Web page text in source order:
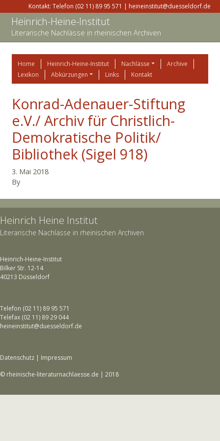
Kontakt: Telefon (02 11) 89 95 571 | heineinstitut@duesseldorf.de
Heinrich-Heine-Institut
Literarische Nachlässe in rheinischen Archiven
Home Heinrich-Heine-Institut Nachlässe
Archive
Lexikon
Abkürzungen Links Kontakt
Konrad-Adenauer-Stiftung
e.V./ Archiv für Christlich-
Demokratische Politik/
Bibliothek (Sigel 918)
3. Mai 2018
By
Heinrich Heine Institut
Literarische Nachlässe in rheinischen Archiven
Heinrich-Heine-Institut
Bilker Str. 12-14
40213 Düsseldorf
Telefon (02 11) 89 95 571
Telefax (02 11) 89 29 044
heineinstitut@duesseldorf.de
Datenschutz | Impressum
© rheinische-literaturnachlaesse.de | 2018